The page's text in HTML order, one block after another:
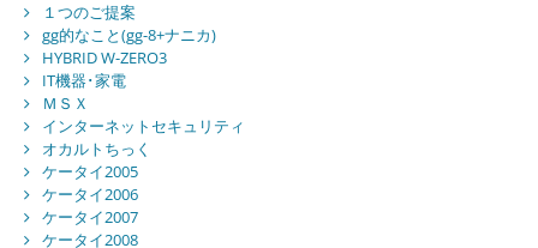
１つのご提案
gg的なこと(gg-8+ナニカ)
HYBRID W-ZERO3
IT機器･家電
ＭＳＸ
インターネットセキュリティ
オカルトちっく
ケータイ2005
ケータイ2006
ケータイ2007
ケータイ2008